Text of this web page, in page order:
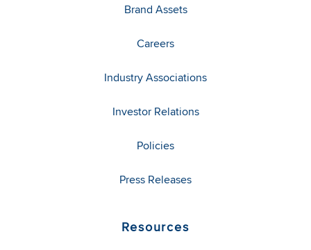
Brand Assets
Careers
Industry Associations
Investor Relations
Policies
Press Releases
Resources